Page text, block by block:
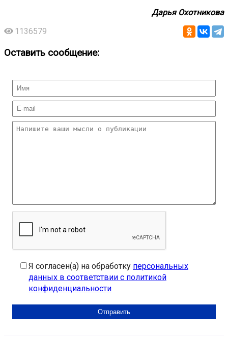
Дарья Охотникова
1136579
Оставить сообщение:
Я согласен(а) на обработку персональных
данных в соответствии с политикой
конфиденциальности